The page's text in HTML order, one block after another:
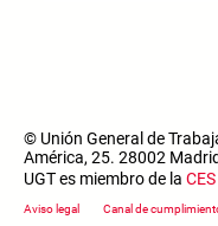
© Unión General de
América, 25. 28002 Madrid
UGT es miembro de la CES
Footer menu
Aviso legal Canal de